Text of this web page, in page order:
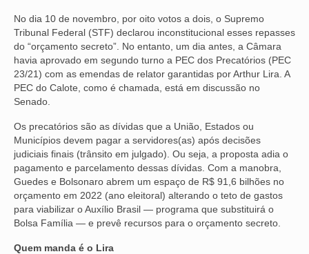
SÃO JOSÉ DO RIO PRETO
SOROCABA
NOTÍCIAS
BOLETIM
VÍDEOS
CONVÊNIOS
SINDICALIZE-SE
JURÍDICO
NÚCLEOS
No dia 10 de novembro, por oito votos a dois, o Supremo
Tribunal Federal (STF) declarou inconstitucional esses repasses
do “orçamento secreto”. No entanto, um dia antes, a Câmara
havia aprovado em segundo turno a PEC dos Precatórios (PEC
23/21) com as emendas de relator garantidas por Arthur Lira. A
PEC do Calote, como é chamada, está em discussão no
Senado.
Os precatórios são as dívidas que a União, Estados ou
Municípios devem pagar a servidores(as) após decisões
judiciais finais (trânsito em julgado). Ou seja, a proposta adia o
pagamento e parcelamento dessas dívidas. Com a manobra,
Guedes e Bolsonaro abrem um espaço de R$ 91,6 bilhões no
orçamento em 2022 (ano eleitoral) alterando o teto de gastos
para viabilizar o Auxílio Brasil — programa que substituirá o
Bolsa Família — e prevê recursos para o orçamento secreto.
Quem manda é o Lira